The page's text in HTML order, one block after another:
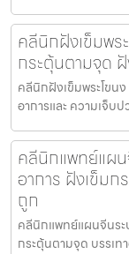
คลีนิกฝังเข็มพร
กระตุ้นตามจุด
คลีนิกฝังเข็มพระโขน
อาการและ ความเจ็บ
คลีนิกแพทย์แผน
อาการ ฝังเข็ม
ถูก
คลีนิกแพทย์แผนจีนระ
กระตุ้นตามจุด บรรเท